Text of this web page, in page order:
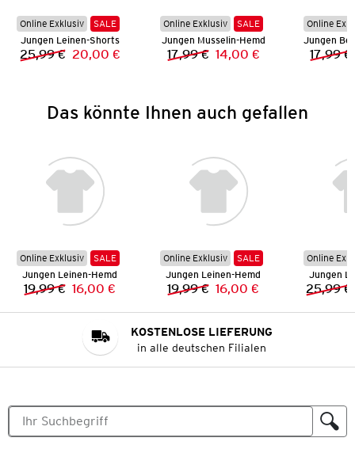
Online Exklusiv
SALE
Jungen Leinen-Shorts
Vorheriger Preis:
25,99 € Neuer Preis:
20,00 €
Online Exklusiv
SALE
Jungen Musselin-Hemd
Vorheriger Preis:
17,99 € Neuer Preis:
14,00 €
Online
17,99 €
Das könnte Ihnen auch gefallen
Online Exklusiv
SALE
Jungen Leinen-Hemd
Vorheriger Preis:
19,99 € Neuer Preis:
16,00 €
Online Exklusiv
SALE
Jungen Leinen-Hemd
Vorheriger Preis:
19,99 € Neuer Preis:
16,00 €
Online
Jungen
25,99 €
KOSTENLOSE LIEFERUNG
in alle deutschen Filialen